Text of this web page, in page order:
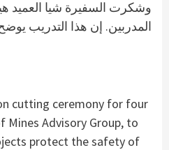
وشكرت السفيرة شيا العميد
المدربين. إن هذا التدريب
cutting ceremony for four
Mines Advisory Group, to
protect the safety of